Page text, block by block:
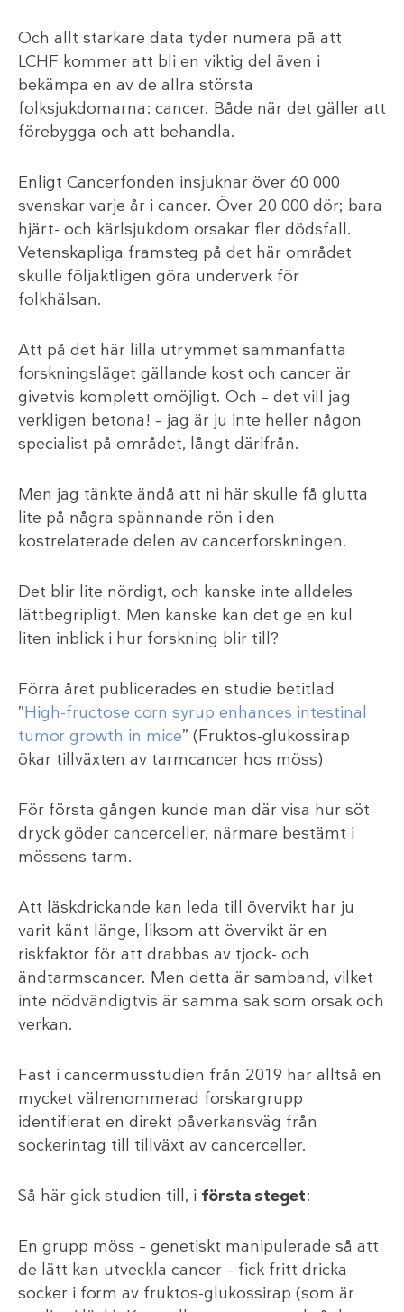
Och allt starkare data tyder numera på att
LCHF kommer att bli en viktig del även i
bekämpa en av de allra största
folksjukdomarna: cancer. Både när det gäller att
förebygga och att behandla.
Enligt Cancerfonden insjuknar över 60 000
svenskar varje år i cancer. Över 20 000 dör; bara
hjärt- och kärlsjukdom orsakar fler dödsfall.
Vetenskapliga framsteg på det här området
skulle följaktligen göra underverk för
folkhälsan.
Att på det här lilla utrymmet sammanfatta
forskningsläget gällande kost och cancer är
givetvis komplett omöjligt. Och – det vill jag
verkligen betona! – jag är ju inte heller någon
specialist på området, långt därifrån.
Men jag tänkte ändå att ni här skulle få glutta
lite på några spännande rön i den
kostrelaterade delen av cancerforskningen.
Det blir lite nördigt, och kanske inte alldeles
lättbegripligt. Men kanske kan det ge en kul
liten inblick i hur forskning blir till?
Förra året publicerades en studie betitlad
”High-fructose corn syrup enhances intestinal
tumor growth in mice” (Fruktos-glukossirap
ökar tillväxten av tarmcancer hos möss)
För första gången kunde man där visa hur söt
dryck göder cancerceller, närmare bestämt i
mössens tarm.
Att läskdrickande kan leda till övervikt har ju
varit känt länge, liksom att övervikt är en
riskfaktor för att drabbas av tjock- och
ändtarmscancer. Men detta är samband, vilket
inte nödvändigtvis är samma sak som orsak och
verkan.
Fast i cancermusstudien från 2019 har alltså en
mycket välrenommerad forskargrupp
identifierat en direkt påverkansväg från
sockerintag till tillväxt av cancerceller.
Så här gick studien till, i första steget:
En grupp möss – genetiskt manipulerade så att
de lätt kan utveckla cancer – fick fritt dricka
socker i form av fruktos-glukossirap (som är